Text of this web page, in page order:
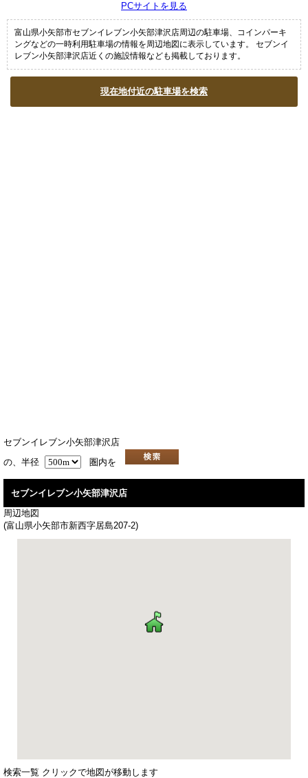
PCサイトを見る
富山県小矢部市セブンイレブン小矢部津沢店周辺の駐車場、コインパーキ
ングなどの一時利用駐車場の情報を周辺地図に表示しています。 セブンイ
レブン小矢部津沢店近くの施設情報なども掲載しております。
現在地付近の駐車場を検索
セブンイレブン小矢部津沢店
の、半径
圏内を
セブンイレブン小矢部津沢店
周辺地図
(富山県小矢部市新西字居島207-2)
検索一覧 クリックで地図が移動します